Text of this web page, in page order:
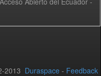
2013 Duraspace - Feedback